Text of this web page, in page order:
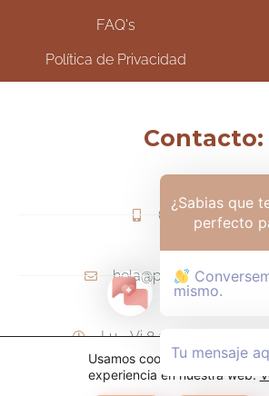
FAQ's
Política de Privacidad
Contacto:
(+57) 317-
Lu - Vi 8 am a 6 pm - Sa
Usamos cookies para
experiencia en nuestra web.
¿Sabias que
perfecto
mismo.